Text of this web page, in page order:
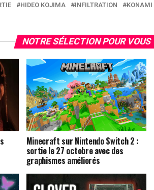
HIDEO KOJIMA INFILTRATION KONAMI
NOTRE SÉLECTION POUR VOUS
Minecraft sur Nintendo Switch 2 :
sortie le 27 octobre avec des
graphismes améliorés